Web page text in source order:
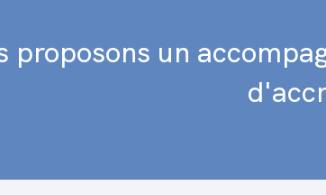
proposons un